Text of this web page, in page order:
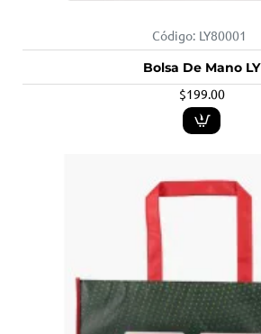
Código: LY80001
Bolsa De Mano LY
$199.00